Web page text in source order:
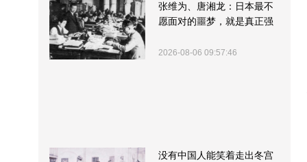
张维为、唐湘龙：日本最不
愿面对的噩梦，就是真正强
2026-08-06 09:57:46
没有中国人能笑着走出冬宫